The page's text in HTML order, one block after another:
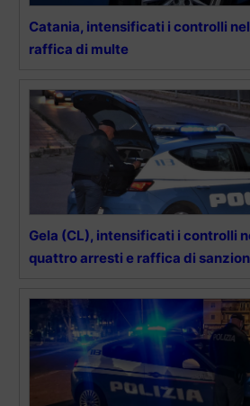
Catania, intensificati i controlli
raffica di multe
Gela (CL), intensificati i controlli
quattro arresti e raffica di